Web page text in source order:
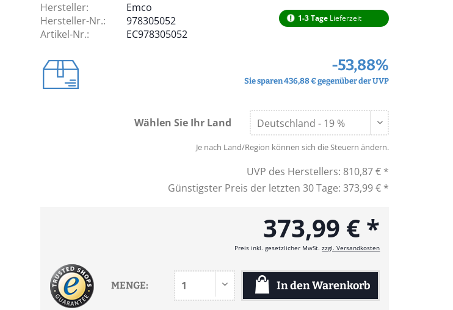
Hersteller:
Emco
Hersteller-Nr.:
978305052
Artikel-Nr.:
EC978305052
1-3 Tage Lieferzeit
-53,88%
Sie sparen 436,88 € gegenüber der UVP
Wählen Sie Ihr Land
Je nach Land/Region können sich die Steuern ändern.
UVP des Herstellers: 810,87 € *
Günstigster Preis der letzten 30 Tage:373,99 € *
373,99 € *
Preis inkl. gesetzlicher MwSt.zzgl. Versandkosten
MENGE: In denWarenkorb